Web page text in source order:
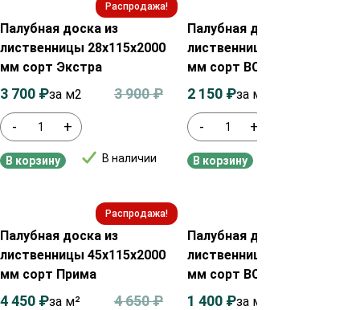
Распродажа!
Палубная доска из
лиственницы 28х115х2000
мм сорт Экстра
- +
В наличии
3 900₽
3 700 ₽за м2
В корзину
Палубная доска из
лиственницы 35х90х2000
мм сорт ВС
- +
2 150 ₽за м²
В корзину
Распродажа!
Палубная доска из
лиственницы 45х115х2000
мм сорт Прима
4 650₽
4 450 ₽за м²
Палубная доска из
лиственницы 28х115х2000
мм сорт ВС
1 400 ₽за м2